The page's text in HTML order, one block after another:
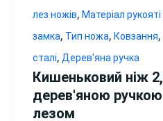
лез ножів, Матеріал
замка, Тип ножа, Ковзання,
сталі, Дерев'яна ручка
Кишеньковий ніж
дерев'яною
лезом